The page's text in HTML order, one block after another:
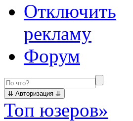
Отключить
рекламу
Форум
Топ юзеров»